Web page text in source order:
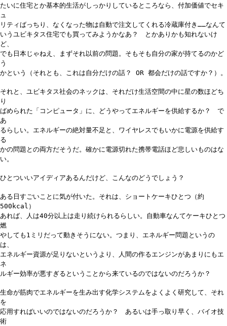
たいに住宅とか基本的生活がしっかりしているところなら、付加価値でセキ
ュ
リティばっちり、なくなった物は自動で注文してくれる冷蔵庫付き……なんて
いうユビキタス住宅でも買ってみようかなあ？ とかありかも知れないけ
ど、
でも日本じゃねえ、まずそれ以前の問題。そもそも自分の家が持てるのかど
う
かという（それとも、これは自分だけの話？ OR 都会だけの話ですか？）。
それと、ユビキタス社会のネックは、それだけ生活空間の中に星の数ほどち
り
ばめられた「コンピュータ」に、どうやってエネルギーを供給するか？ で
あ
るらしい。エネルギーの絶対量不足と、ワイヤレスでもいかに電源を供給す
る
かの問題との両方だそうだ。確かに電源切れた携帯電話ほど悲しいものはな
い。
ひとついいアイディアあるんだけど、こんなのどうでしょう？
ある日すごいことに気が付いた。それは、ショートケーキひとつ（約
500kcal）
あれば、人は40分以上は走り続けられるらしい。自動車なんてケーキひとつ
燃
やしても1ミリだって動きそうにない。つまり、エネルギー問題というの
は、
エネルギー資源が足りないというより、人間の作るエンジンがあまりにもエ
ネ
ルギー効率が悪すぎるということから来ているのではないのだろうか？
生命が筋肉でエネルギーを生み出す化学システムをよくよく研究して、それ
を
応用すればいいのではないのだろうか？ あるいは手っ取り早く、バイオ技
術